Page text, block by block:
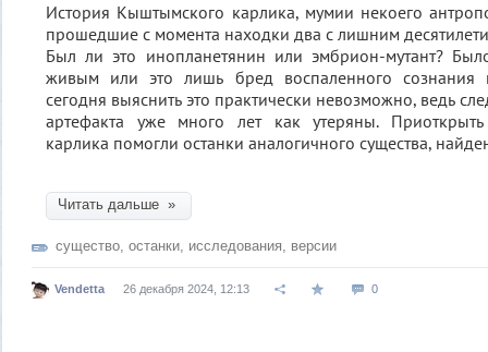
История Кыштымского карлика, мумии некоего
прошедшие с момента находки два с лишним
Был ли это инопланетянин или эмбрион-мутант?
живым или это лишь бред воспаленного сознания
сегодня выяснить это практически невозможно, ведь
артефакта уже много лет как утеряны.
карлика помогли останки аналогичного существа,
Читать дальше »
существо, останки, исследования, версии
Vendetta 26 декабря 2024, 12:13 0